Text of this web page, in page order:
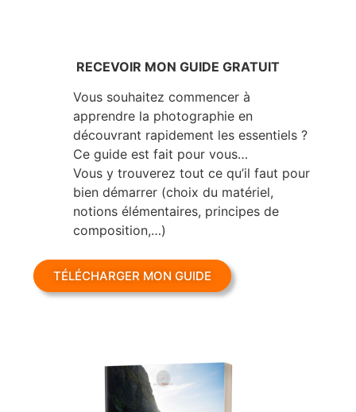
RECEVOIR MON GUIDE GRATUIT
Vous souhaitez commencer à
apprendre la photographie en
découvrant rapidement les essentiels ?
Ce guide est fait pour vous…
Vous y trouverez tout ce qu’il faut pour
bien démarrer (choix du matériel,
notions élémentaires, principes de
composition,…)
TÉLÉCHARGER MON GUIDE